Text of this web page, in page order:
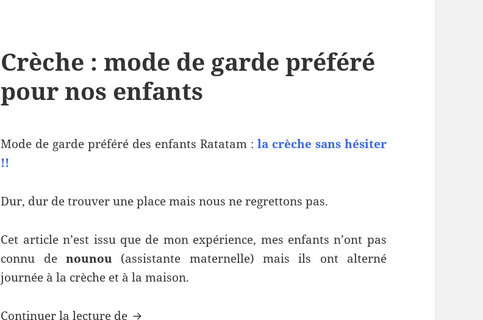
Crèche : mode de garde préféré
pour nos enfants
Mode de garde préféré des enfants Ratatam : la crèche sans hésiter
!!
Dur, dur de trouver une place mais nous ne regrettons pas.
Cet article n’est issu que de mon expérience, mes enfants n’ont pas
connu denounou (assistante maternelle) mais ils ont alterné
journée à la crèche et à la maison.
Continuer la lecture de Crèche : mode de garde préféré pour nos enfants